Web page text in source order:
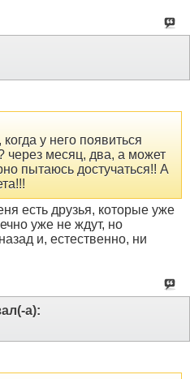
у него появиться
через месяц, два, а может
пытаюсь достучаться!! А
есть друзья, которые уже
уже не ждут, но
и, естественно, ни
а):